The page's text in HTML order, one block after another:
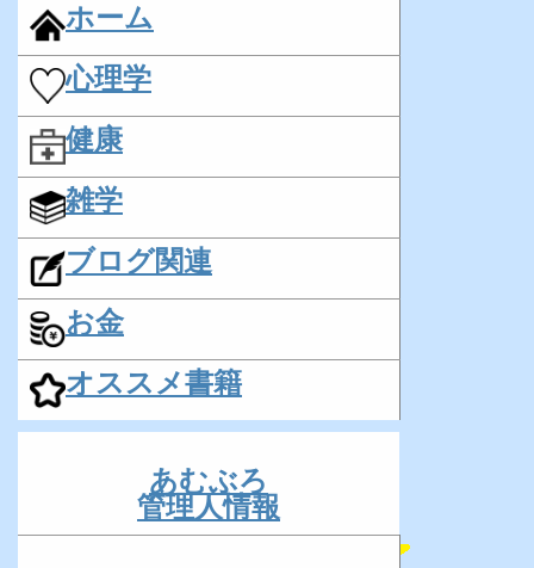
ホーム
心理学
健康
雑学
ブログ関連
お金
オススメ書籍
あむぶろ
管理人情報